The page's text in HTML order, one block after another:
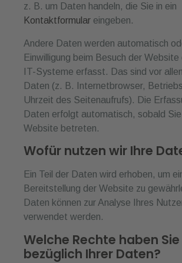
z. B. um Daten handeln, die Sie in ein
Kontaktformular eingeben.
Andere Daten werden automatisch
Einwilligung beim Besuch der Website
IT-Systeme erfasst. Das sind vor
Daten (z. B. Internetbrowser,
Uhrzeit des Seitenaufrufs). Die
Daten erfolgt automatisch, sobald
Website betreten.
Wofür nutzen wir Ihre
Ein Teil der Daten wird erhoben, um
Bereitstellung der Website zu
Daten können zur Analyse Ihres
verwendet werden.
Welche Rechte haben Sie
bezüglich Ihrer Daten?